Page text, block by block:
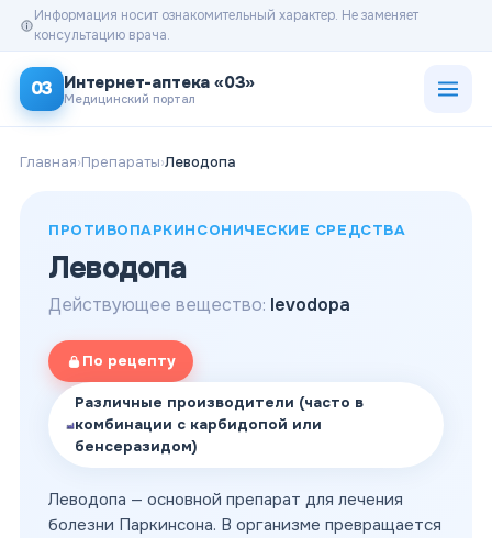
Информация носит ознакомительный характер. Не заменяет
консультацию врача.
03 Интернет-аптека «03»
Медицинский портал
Главная›Препараты›Леводопа
ПРОТИВОПАРКИНСОНИЧЕСКИЕ СРЕДСТВА
Леводопа
Действующее вещество: levodopa
По рецепту
Различные производители (часто в
комбинации с карбидопой или
бенсеразидом)
Леводопа — основной препарат для лечения
болезни Паркинсона. В организме превращается